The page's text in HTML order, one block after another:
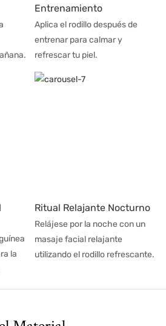
Entrenamiento
Aplica el rodillo después de
entrenar para calmar y
refrescar tu piel.
la
Ritual Relajante Nocturno
Relájese por la noche con un
masaje facial relajante
utilizando el rodillo refrescante.